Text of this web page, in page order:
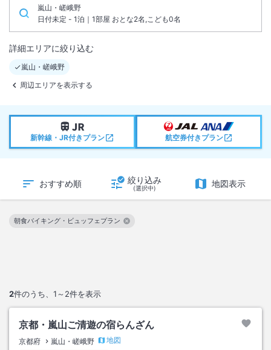
嵐山・嵯峨野
日付未定 - 1泊｜1部屋 おとな2名,こども0名
詳細エリアに絞り込む
嵐山・嵯峨野
周辺エリアを表示する
新幹線・JR付きプラン 航空券付きプラン
おすすめ順 絞り込み
(選択中) 地図表示
2件のうち、 1～2件を表示
朝食バイキング・ビュッフェプラン
この絞り込み条件を解除
京都・嵐山ご清遊の宿らんざん
京都府 嵐山・嵯峨野
地図